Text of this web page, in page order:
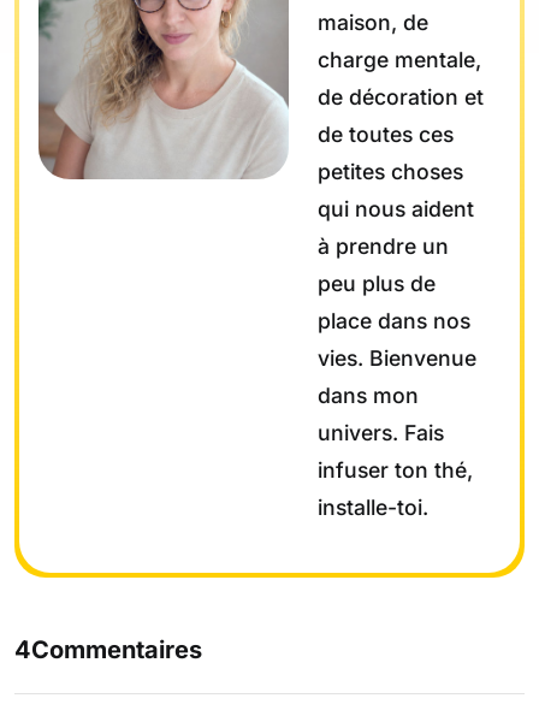
maison, de
charge mentale,
de décoration et
de toutes ces
petites choses
qui nous aident
à prendre un
peu plus de
place dans nos
vies. Bienvenue
dans mon
univers. Fais
infuser ton thé,
installe-toi.
4Commentaires